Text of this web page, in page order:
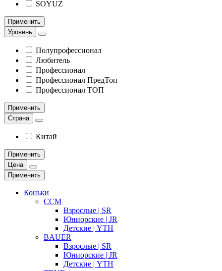
SOYUZ
Применить
Уровень
Полупрофессионал
Любитель
Профессионал
Профессионал ПредТоп
Профессионал ТОП
Применить
Страна
Китай
Применить
Цена
Применить
Коньки
CCM
Взрослые | SR
Юниорские | JR
Детские | YTH
BAUER
Взрослые | SR
Юниорские | JR
Детские | YTH